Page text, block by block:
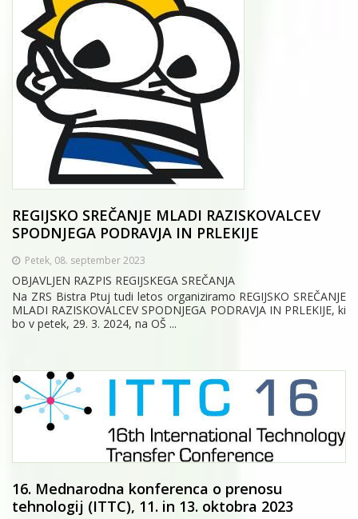
REGIJSKO SREČANJE MLADI RAZISKOVALCEV
SPODNJEGA PODRAVJA IN PRLEKIJE
Petek, 08. september 2023
OBJAVLJEN RAZPIS REGIJSKEGA SREČANJA
Na ZRS Bistra Ptuj tudi letos organiziramo REGIJSKO SREČANJE
MLADI RAZISKOVALCEV SPODNJEGA PODRAVJA IN PRLEKIJE, ki
bo v petek, 29. 3. 2024, na OŠ ...
16. Mednarodna konferenca o prenosu
tehnologij (ITTC), 11. in 13. oktobra 2023